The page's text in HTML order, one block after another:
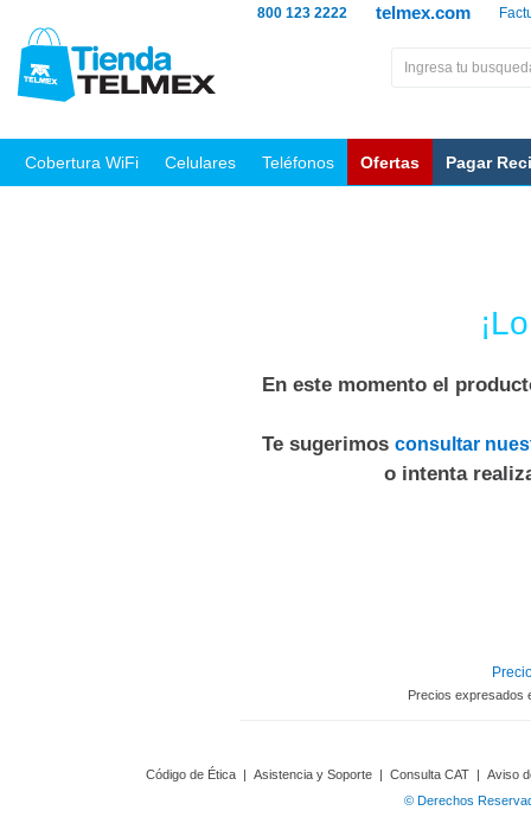
telmex.com
800 123 2222
Cobertura WiFi Celulares Teléfonos Ofertas Pagar
En este momento el
Te sugerimos consultar
o intenta
Precios expresados
Código de Ética | Asistencia y Soporte | Consulta CAT | Aviso
© Derechos